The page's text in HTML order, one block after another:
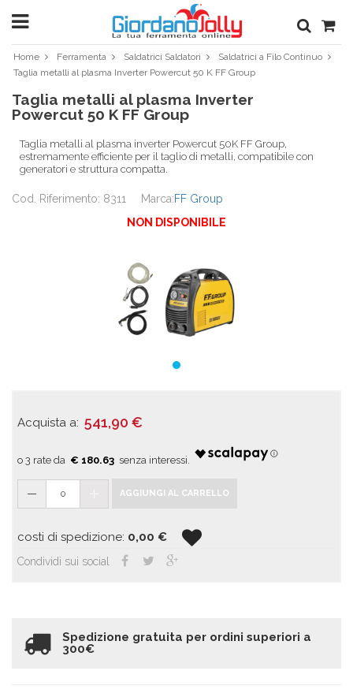
Home Ferramenta Saldatrici Saldatori
Saldatrici a Filo Continuo
Taglia metalli al plasma Inverter Powercut 50 K FF Group
Taglia metalli al plasma Inverter
Powercut 50 K FF Group
Taglia metalli al plasma inverter Powercut 50K FF Group,
estremamente efficiente per il taglio di metalli, compatibile con
generatori e struttura compatta.
Cod. Riferimento: 8311 Marca:FF Group
NON DISPONIBILE
Acquista a: 541,90 €
€ 180.63
0 AGGIUNGI AL CARRELLO
costi di spedizione: 0,00 €
Condividi sui social
Spedizione gratuita per ordini superiori a
300€